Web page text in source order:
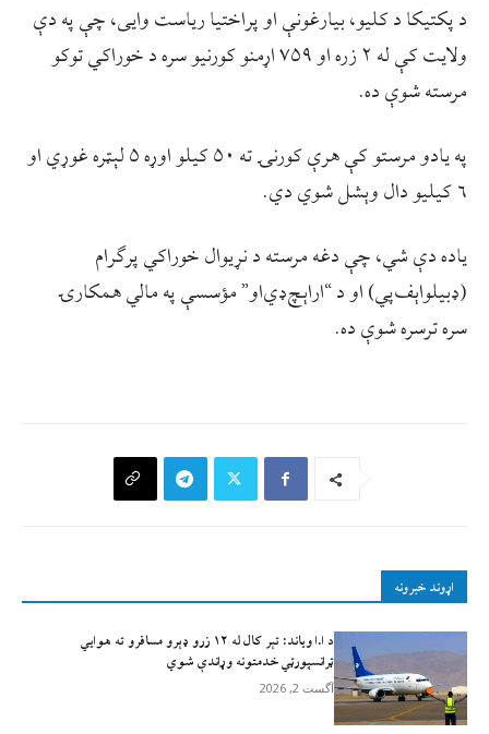
د پکتيکا د کليو، بيارغونې او پراختيا ریاست وايی، چې په دې
ولايت کې له ۲ زره او ۷۵۹ اړمنو کورنيو سره د خوراکي توکو
مرسته شوې ده.
په يادو مرستو کې هرې کورنۍ ته ۵۰ کيلو اوړه ۵ لېټره غوړي او
۶ کيليو دال وېشل شوي دي.
ياده دې شي، چې دغه مرسته د نړيوال خوراکي پرګرام
(ډبيلو‌اېف‌پي) او د “ار‌اېچ‌ډي‌او” مؤسسې په مالي همکارۍ
سره ترسره شوې ده.
اړوند خبرونه
د ا.ا وياند: تېر کال له ۱۲ زرو ډېرو مسافرو ته هوايي
ټرانسپورټي خدمتونه وړاندې شوي
آگست 2, 2026